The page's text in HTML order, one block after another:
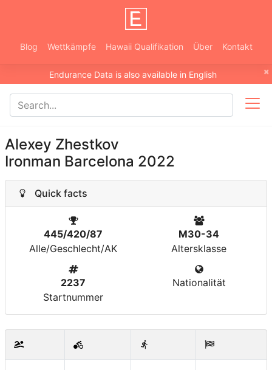
Blog Wettkämpfe Hawaii Qualifikation Über Kontakt
×
Endurance Data is also available in English
Alexey Zhestkov
Ironman Barcelona 2022
Quick facts
445/420/87
Alle/Geschlecht/AK
M30-34
Altersklasse
2237
Startnummer
Nationalität